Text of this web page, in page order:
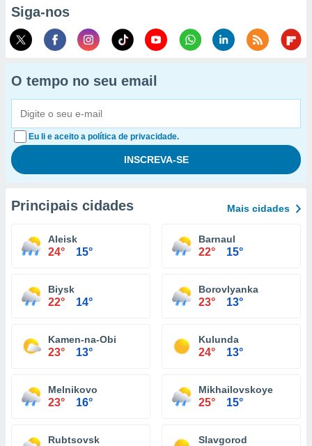
Siga-nos
O tempo no seu email
Eu li e aceito a política de privacidade.
Principais cidades Mais cidades
Aleisk
24° 15°
Barnaul
22° 15°
Biysk
22° 14°
Borovlyanka
23° 13°
Kamen-na-Obi
23° 13°
Kulunda
24° 13°
Melnikovo
23° 16°
Mikhailovskoye
25° 15°
Rubtsovsk Slavgorod